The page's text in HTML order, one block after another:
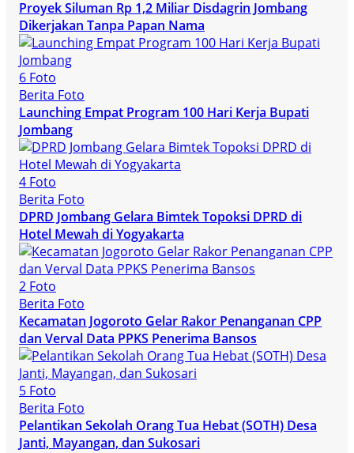
Proyek Siluman Rp 1,2 Miliar Disdagrin Jombang
Dikerjakan Tanpa Papan Nama
6 Foto
Berita Foto
Launching Empat Program 100 Hari Kerja Bupati
Jombang
4 Foto
Berita Foto
DPRD Jombang Gelara Bimtek Topoksi DPRD di
Hotel Mewah di Yogyakarta
2 Foto
Berita Foto
Kecamatan Jogoroto Gelar Rakor Penanganan CPP
dan Verval Data PPKS Penerima Bansos
5 Foto
Berita Foto
Pelantikan Sekolah Orang Tua Hebat (SOTH) Desa
Janti, Mayangan, dan Sukosari